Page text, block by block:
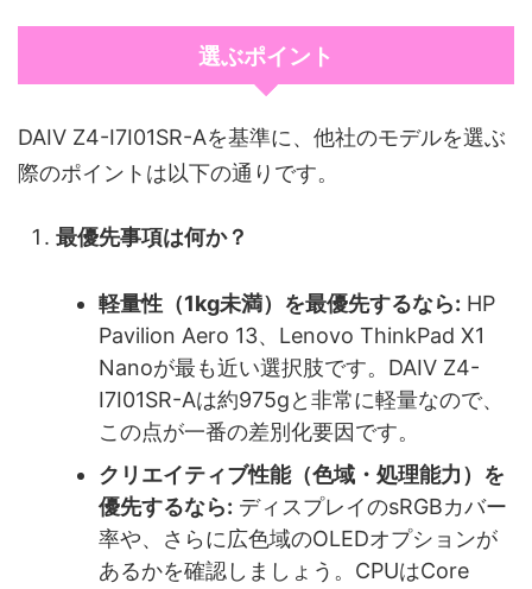
選ぶポイント
DAIV Z4-I7I01SR-Aを基準に、他社のモデルを選ぶ
際のポイントは以下の通りです。
最優先事項は何か？
軽量性（1kg未満）を最優先するなら: HP
Pavilion Aero 13、Lenovo ThinkPad X1
Nanoが最も近い選択肢です。DAIV Z4-
I7I01SR-Aは約975gと非常に軽量なので、
この点が一番の差別化要因です。
クリエイティブ性能（色域・処理能力）を
優先するなら: ディスプレイのsRGBカバー
率や、さらに広色域のOLEDオプションが
あるかを確認しましょう。CPUはCore